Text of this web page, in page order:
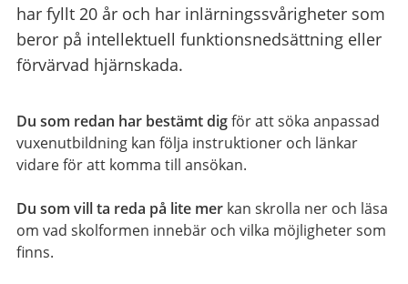
har fyllt 20 år och har inlärningssvårigheter som
beror på intellektuell funktionsnedsättning eller
förvärvad hjärnskada.
Du som redan har bestämt digför att söka anpassad
vuxenutbildning kan följa instruktioner och länkar
vidare för att komma till ansökan.
Du som vill ta reda på lite mer kan skrolla ner och läsa
om vad skolformen innebär och vilka möjligheter som
finns.